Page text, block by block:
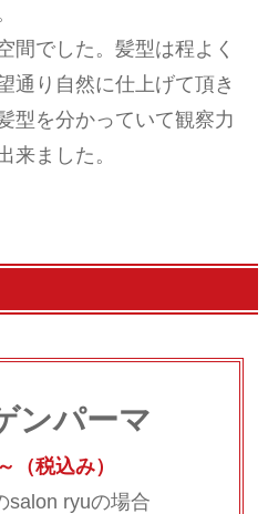
間でした。髪型は程よく
通り自然に仕上げて頂き
型を分かっていて観察力
来ました。
ンパーマ
（税込み）
ryuの場合